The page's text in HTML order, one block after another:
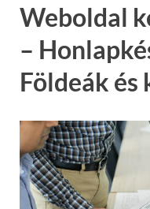
Weboldal
–
Földeák és